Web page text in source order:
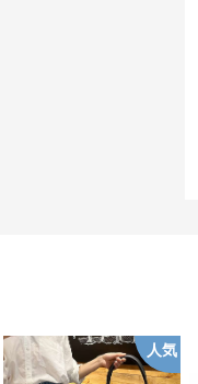
人気